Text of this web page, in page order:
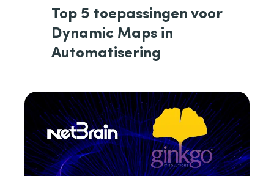
Top 5 toepassingen voor
Dynamic Maps in
Automatisering